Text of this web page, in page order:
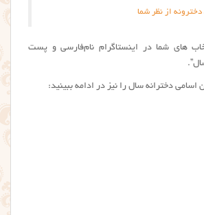
از نظر شما
های شما در اینستاگرام نام‌فارسی و پست
دخترانه سال را نیز در ادامه ببینید: